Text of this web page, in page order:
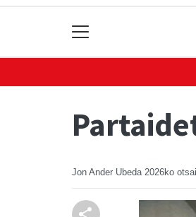
Jon Ander Ubeda 2026ko